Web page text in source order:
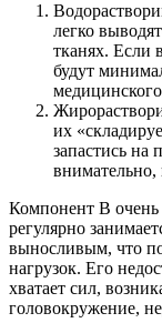
легко
тканях. Если
будут
их
запастись на
внимательно,
Компонент В очень
регулярно
выносливым, что
нагрузок. Его
хватает сил,
головокружение,